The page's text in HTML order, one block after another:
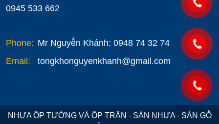
0945 533 662
Phone: Mr Nguyễn Khánh: 0948 74 32 74
Email:
tongkhonguyenkhanh@gmail.com
NHỰA ỐP TƯỜNG VÀ ỐP TRẦN - SÀN NHỰA - SÀN GỖ